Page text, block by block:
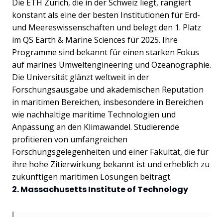
Die ETH Zürich, die in der Schweiz liegt, rangiert
konstant als eine der besten Institutionen für Erd-
und Meereswissenschaften und belegt den 1. Platz
im QS Earth & Marine Sciences für 2025. Ihre
Programme sind bekannt für einen starken Fokus
auf marines Umweltengineering und Ozeanographie.
Die Universität glänzt weltweit in der
Forschungsausgabe und akademischen Reputation
in maritimen Bereichen, insbesondere in Bereichen
wie nachhaltige maritime Technologien und
Anpassung an den Klimawandel. Studierende
profitieren von umfangreichen
Forschungsgelegenheiten und einer Fakultät, die für
ihre hohe Zitierwirkung bekannt ist und erheblich zu
zukünftigen maritimen Lösungen beiträgt.
2. Massachusetts Institute of Technology